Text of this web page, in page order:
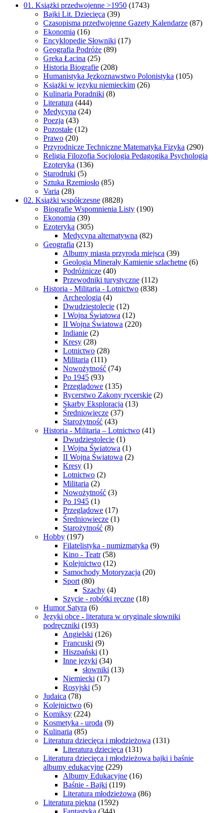
01. Książki przedwojenne >1950 (1743)
Bajki Lit. Dziecięca (39)
Czasopisma przedwojenne Gazety Kalendarze (87)
Ekonomia (16)
Encyklopedie Słowniki (17)
Geografia Podróże (89)
Greka Łacina (25)
Historia Biografie (208)
Humanistyka Jęzkoznawstwo Polonistyka (105)
Książki w języku niemieckim (26)
Kulinaria Poradniki (8)
Literatura (444)
Medycyna (24)
Poezja (43)
Pozostałe (12)
Prawo (20)
Przyrodnicze Techniczne Matematyka Fizyka (290)
Religia Filozofia Socjologia Pedagogika Psychologia
Ezoteryka (136)
Starodruki (5)
Sztuka Rzemiosło (85)
Varia (28)
02. Książki współczesne (8828)
Biografie Wspomnienia Listy (190)
Ekonomia (39)
Ezoteryka (305)
Medycyna alternatywna (82)
Geografia (213)
Albumy miasta przyroda miejsca (39)
Geologia Minerały Kamienie szlachetne (6)
Podróżnicze (40)
Przewodniki turystyczne (112)
Historia - Militaria - Lotnictwo (838)
Archeologia (4)
Dwudziestolecie (12)
I Wojna Światowa (12)
II Wojna Światowa (220)
Indianie (2)
Kresy (28)
Lotnictwo (28)
Militaria (111)
Nowożytność (74)
Po 1945 (93)
Przeglądowe (135)
Rycerstwo Zakony rycerskie (2)
Skarby Eksploracja (13)
Średniowiecze (37)
Starożytność (43)
Historia - Militaria – Lotnictwo (41)
Dwudziestolecie (1)
I Wojna Światowa (1)
II Wojna Światowa (2)
Kresy (1)
Lotnictwo (2)
Militaria (2)
Nowożytność (3)
Po 1945 (1)
Przeglądowe (17)
Średniowiecze (1)
Starożytność (8)
Hobby (197)
Filatelistyka - numizmatyka (9)
Kino - Teatr (58)
Kolejnictwo (12)
Samochody Motoryzacja (20)
Sport (80)
Szachy (4)
Szycie - robótki ręczne (18)
Humor Satyra (6)
Języki obce - literatura w oryginale słowniki
podręczniki (193)
Angielski (126)
Francuski (9)
Hiszpański (1)
Inne języki (34)
słowniki (13)
Niemiecki (17)
Rosyjski (5)
Judaica (78)
Kolejnictwo (6)
Komiksy (224)
Kosmetyka - uroda (9)
Kulinaria (85)
Literatura dziecięca i młodzieżowa (131)
Literatura dziecięca (131)
Literatura dziecięca i młodzieżowa bajki i baśnie
albumy edukacyjne (229)
Albumy Edukacyjne (16)
Baśnie - Bajki (119)
Literatura młodzieżowa (86)
Literatura piękna (1592)
Fantastyka (344)